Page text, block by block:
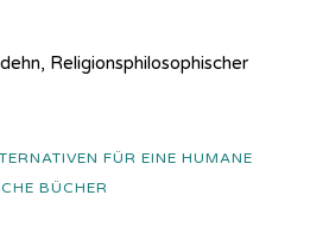
Religionsphilosophischer
FÜR EINE HUMANE
BÜCHER